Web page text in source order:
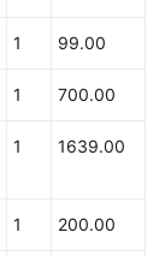
1 99.00
1 700.00
1 1639.00
1 200.00